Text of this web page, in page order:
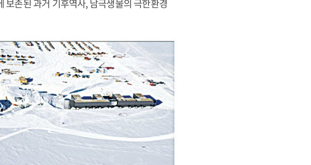
보존된 과거 기후역사, 남극생물의 극한환경